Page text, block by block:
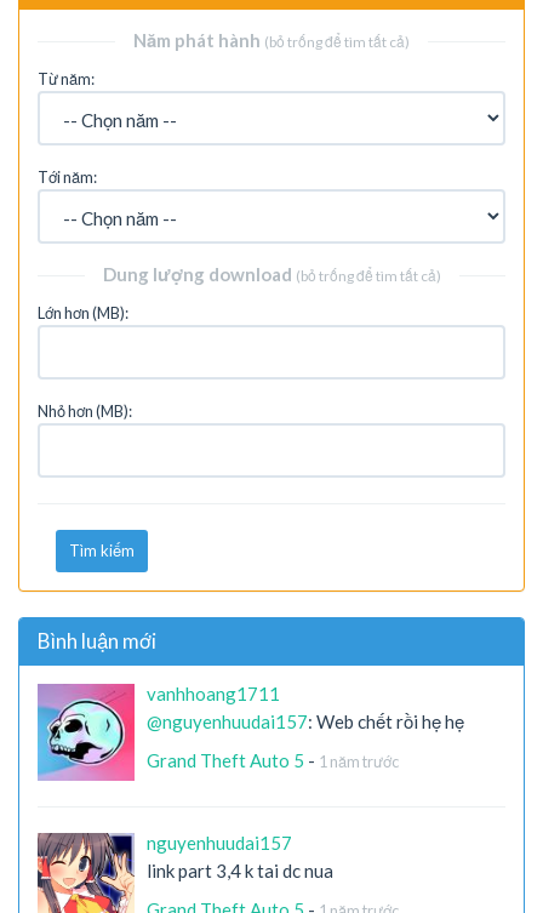
Năm phát hành (bỏ trống để tìm tất cả)
Từ năm:
Tới năm:
Dung lượng download (bỏ trống để tìm tất cả)
Lớn hơn (MB):
Nhỏ hơn (MB):
Tìm kiếm
Bình luận mới
vanhhoang1711
@nguyenhuudai157: Web chết rồi hẹ hẹ
Grand Theft Auto 5 - 1 năm trước
nguyenhuudai157
link part 3,4 k tai dc nua